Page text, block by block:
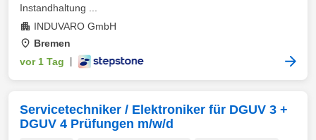
Instandhaltung ...
INDUVARO GmbH
Bremen
vor 1 Tag
Servicetechniker / Elektroniker für DGUV 3 +
DGUV 4 Prüfungen m/w/d